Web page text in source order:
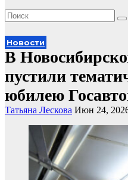
Новости
В
пустили
юбилею
Татьяна Лескова Июн 24,